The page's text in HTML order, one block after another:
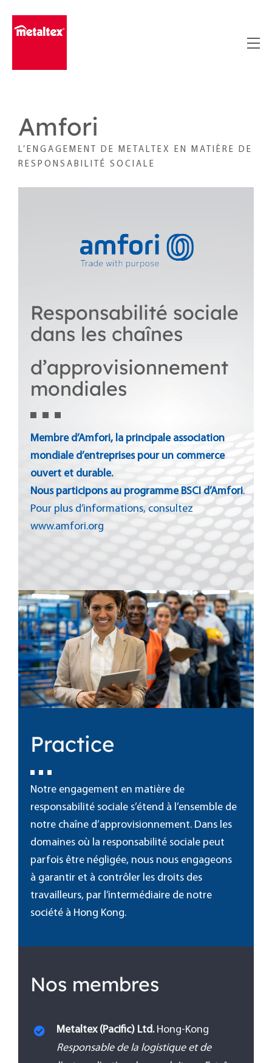
Amfori
L’ENGAGEMENT DE METALTEX
EN MATIÈRE DE
RESPONSABILITÉ SOCIALE
Responsabilité sociale
dans les chaînes
d’approvisionnement
mondiales
Membre d’Amfori, la principale association
mondiale d’entreprises pour un commerce
ouvert et durable.
Nous participons au programme BSCI d’Amfori.
Pour plus d’informations, consultez
www.amfori.org
Practice
Notre engagement en matière de
responsabilité sociale s’étend à l’ensemble de
notre chaîne d’approvisionnement. Dans les
domaines où la responsabilité sociale peut
parfois être négligée, nous nous engageons
à garantir et à contrôler les droits des
travailleurs, par l’intermédiaire de notre
société à Hong Kong.
Nos membres
Metaltex (Pacific) Ltd. Hong-Kong
Responsable de la logistique et de